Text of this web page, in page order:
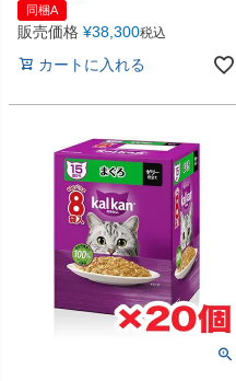
同梱A
販売価格 ¥38,300税込
カートに入れる